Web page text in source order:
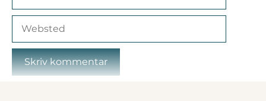
mail
Websted